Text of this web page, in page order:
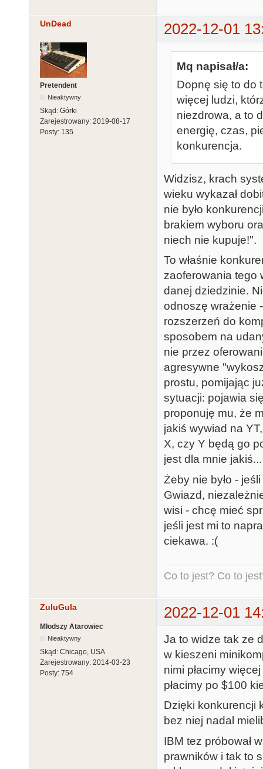
UnDead 2022-12-01
Pretendent
Nieaktywny
Skąd: Górki
Zarejestrowany: 2019-08-17
Posty: 135
Mq napisał/a:
Dopnę się to do
więcej ludzi,
niezdrowa, a to
energię, czas,
konkurencja.
Widzisz, krach
wieku wykazał
nie było
brakiem wyboru
niech nie kupuje!".
To właśnie
zaoferowania tego
danej dziedzinie.
odnoszę wrażenie
rozszerzeń do
sposobem na
nie przez
agresywne
prostu, pomijając
sytuacji: pojawia
proponuję mu, że
jakiś wywiad na
X, czy Y będą go
jest dla mnie
Żeby nie było -
Gwiazd,
wisi - chcę mieć
jeśli jest mi to
ciekawa. :(
Co to jest? Co to
ZuluGula 2022-12-01
Młodszy Atarowiec
Nieaktywny
Skąd: Chicago, USA
Zarejestrowany: 2014-03-23
Posty: 754
Ja to widze tak ze
w kieszeni
nimi płacimy
płacimy po $100
Dzięki konkurencji
bez niej nadal
IBM tez próbował
prawników i tak to